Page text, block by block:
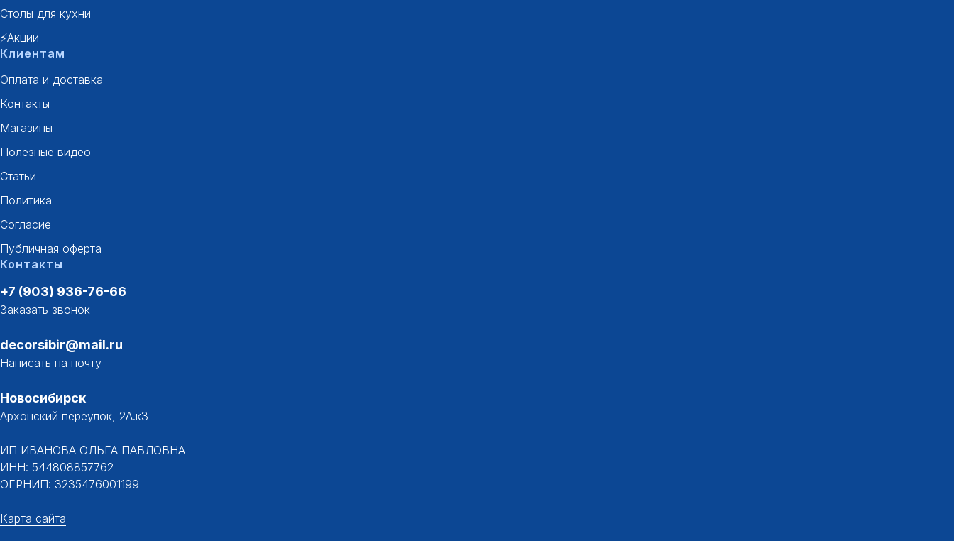
Столы для кухни
⚡Акции
Клиентам
Оплата и доставка
Контакты
Магазины
Полезные видео
Статьи
Политика
Согласие
Публичная оферта
Контакты
+7 (903) 936-76-66
Заказать звонок
decorsibir@mail.ru
Написать на почту
Новосибирск
Архонский переулок, 2А.к3
ИП ИВАНОВА ОЛЬГА ПАВЛОВНА
ИНН: 544808857762
ОГРНИП: 3235476001199
Карта сайта